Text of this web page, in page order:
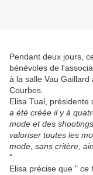
Pendant deux jours,
bénévoles de
à la salle Vau
Courbes.
Elisa Tual, présidente
a été créée il y à
mode et des
valoriser toutes les
mode, sans critère,
".
Elisa précise que " ce